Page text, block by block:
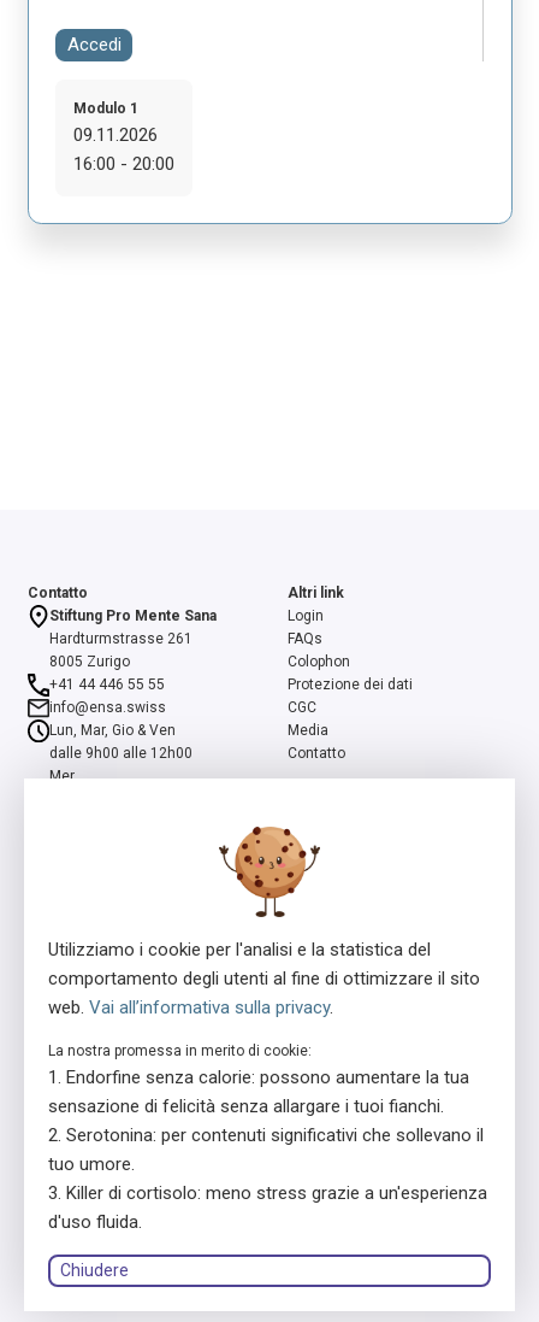
Accedi
Modulo 1
09.11.2026
16:00 - 20:00
Contatto
Stiftung Pro Mente Sana
Hardturmstrasse 261
8005 Zurigo
+41 44 446 55 55
info@ensa.swiss
Lun, Mar, Gio & Ven
dalle 9h00 alle 12h00
Mer
Altri link
Login
FAQs
Colophon
Protezione dei dati
CGC
Media
Contatto
ensa è un programma della Fondazione Svizzera Pro Mente Sana, co-
iniziato e supportato dalla Fondazione Beisheim
Concessore della licenza
Utilizziamo i cookie per l'analisi e la statistica del
comportamento degli utenti al fine di ottimizzare il sito
web. Vai all’informativa sulla privacy.
La nostra promessa in merito di cookie:
Endorfine senza calorie: possono aumentare la tua
sensazione di felicità senza allargare i tuoi fianchi.
Serotonina: per contenuti significativi che sollevano il
tuo umore.
Killer di cortisolo: meno stress grazie a un'esperienza
d'uso fluida.
Chiudere